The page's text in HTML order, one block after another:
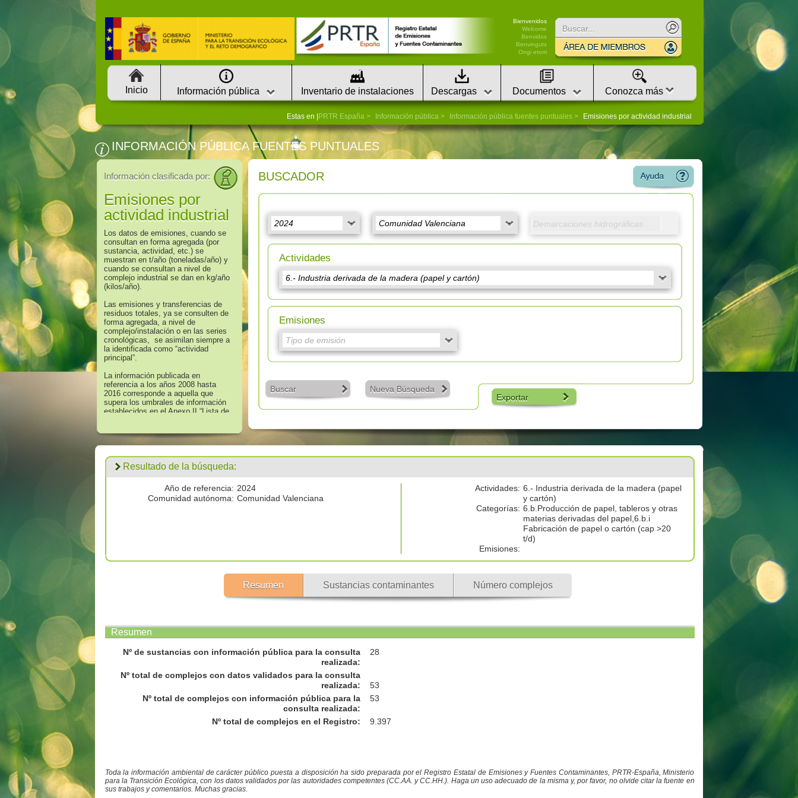
Bienvenidos
Welcome
Benvidos
Benvinguts
Ongi etorri
Inicio Información pública Inventario de instalaciones Descargas Documentos Conozca más
Estas en | PRTR España Información pública Información pública fuentes puntuales Emisiones por actividad industrial
INFORMACIÓN PÚBLICA FUENTES PUNTUALES
Información clasificada por:
Emisiones por
actividad industrial
Los datos de emisiones, cuando se
consultan en forma agregada (por
sustancia, actividad, etc.) se
muestran en t/año (toneladas/año) y
cuando se consultan a nivel de
complejo industrial se dan en kg/año
(kilos/año).
Las emisiones y transferencias de
residuos totales, ya se consulten de
forma agregada, a nivel de
complejo/instalación o en las series
cronológicas, se asimilan siempre a
la identificada como “actividad
principal”.
La información publicada en
referencia a los años 2008 hasta
2016 corresponde a aquella que
supera los umbrales de información
establecidos en el Anexo II “Lista de
el suministro de información sobre
emisiones del Reglamento E - PRTR
y de las autorizaciones ambientales
integradas.
Los datos publicados respecto al
emisiones por encima de cero
validadas por las autoridades
BUSCADOR
Actividades
Emisiones
Buscar
Nueva Búsqueda
Exportar
Resultado de la búsqueda:
Año de referencia: 2024
Comunidad autónoma: Comunidad Valenciana
Actividades: 6.- Industria derivada de la madera (papel
y cartón)
Categorías: 6.b.Producción de papel, tableros y otras
materias derivadas del papel,6.b.i
Fabricación de papel o cartón (cap >20
t/d)
Emisiones:
Resumen Sustancias contaminantes Número complejos
Resumen
Nº de sustancias con información pública para la consulta
realizada:
28
Nº total de complejos con datos validados para la consulta
realizada:
53
Nº total de complejos con información pública para la
consulta realizada:
53
Nº total de complejos en el Registro: 9.397
Toda la información ambiental de carácter público puesta a disposición ha sido preparada por el Registro Estatal de Emisiones y Fuentes Contaminantes, PRTR-España, Ministerio
para la Transición Ecológica, con los datos validados por las autoridades competentes (CC.AA. y CC.HH.). Haga un uso adecuado de la misma y, por favor, no olvide citar la fuente en
sus trabajos y comentarios. Muchas gracias.